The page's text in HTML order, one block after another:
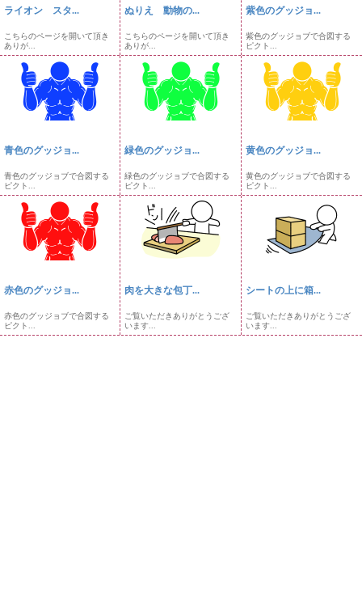
ライオン スタ...
こちらのページを開いて頂き
ありが...
ぬりえ 動物の...
こちらのページを開いて頂き
ありが...
紫色のグッジョ...
紫色のグッジョブで合図する
ピクト...
青色のグッジョ...
青色のグッジョブで合図する
ピクト...
緑色のグッジョ...
緑色のグッジョブで合図する
ピクト...
黄色のグッジョ...
黄色のグッジョブで合図する
ピクト...
赤色のグッジョ...
赤色のグッジョブで合図する
ピクト...
肉を大きな包丁...
ご覧いただきありがとうござ
います...
シートの上に箱...
ご覧いただきありがとうござ
います...